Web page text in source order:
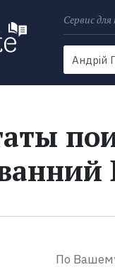
Сервис
Поиск
По